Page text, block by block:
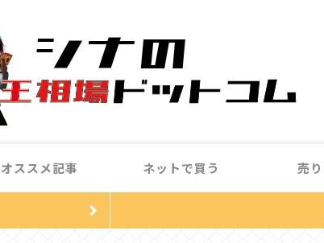
オススメ記事 ネットで買う 売